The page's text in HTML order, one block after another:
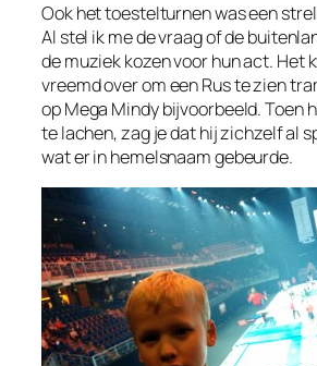
Ook het toestelturnen was een
Al stel ik me de vraag of de
de muziek kozen voor hun act. Het
vreemd over om een Rus te zien
op Mega Mindy bijvoorbeeld. Toen
te lachen, zag je dat hij zichzelf al
wat er in hemelsnaam gebeurde.